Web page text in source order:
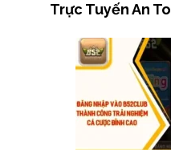
Trực Tuyến An